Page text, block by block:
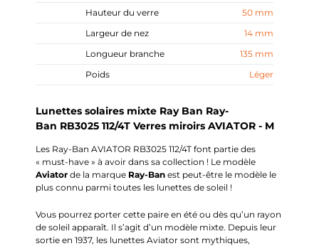
Hauteur du verre
50 mm
Largeur de nez
14 mm
Longueur branche
135 mm
Poids
Léger
Lunettes solaires mixte Ray Ban Ray-
Ban RB3025 112/4T Verres miroirs AVIATOR - M
Les Ray-Ban AVIATOR RB3025 112/4T font partie des
« must-have » à avoir dans sa collection ! Le modèle
Aviator de la marque Ray-Ban est peut-être le modèle le
plus connu parmi toutes les lunettes de soleil !
Vous pourrez porter cette paire en été ou dès qu’un rayon
de soleil apparaît. Il s’agit d’un modèle mixte. Depuis leur
sortie en 1937, les lunettes Aviator sont mythiques,